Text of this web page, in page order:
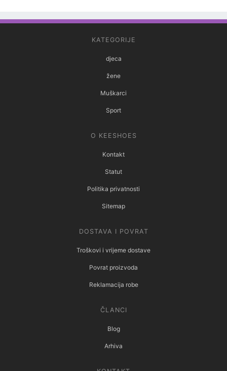
KATEGORIJE
djeca
žene
Muškarci
Sport
O KEESHOES
Kontakt
Statut
Politika privatnosti
Sitemap
DOSTAVA I POVRAT
Troškovi i vrijeme dostave
Povrat proizvoda
Reklamacija robe
ČLANCI
Blog
Arhiva